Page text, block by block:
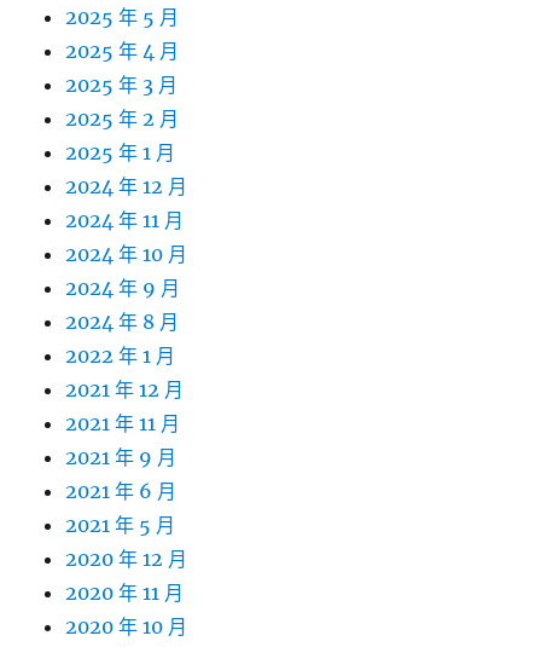
2025 年 5 月
2025 年 4 月
2025 年 3 月
2025 年 2 月
2025 年 1 月
2024 年 12 月
2024 年 11 月
2024 年 10 月
2024 年 9 月
2024 年 8 月
2022 年 1 月
2021 年 12 月
2021 年 11 月
2021 年 9 月
2021 年 6 月
2021 年 5 月
2020 年 12 月
2020 年 11 月
2020 年 10 月